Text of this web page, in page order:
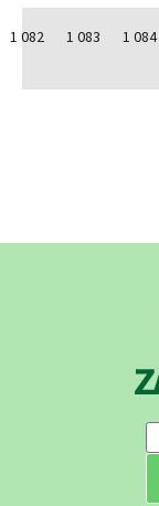
1 082 1 083 1 084